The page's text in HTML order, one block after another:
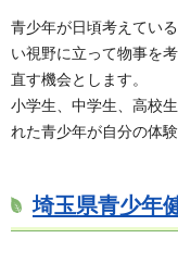
青少年が日頃考えてい
い視野に立って物事を
直す機会とします。
小学生、中学生、高校
れた青少年が自分の体
埼玉県青少年